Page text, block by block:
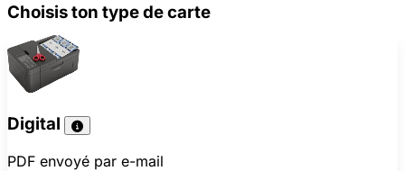
Choisis ton type de carte
Digital
PDF envoyé par e-mail